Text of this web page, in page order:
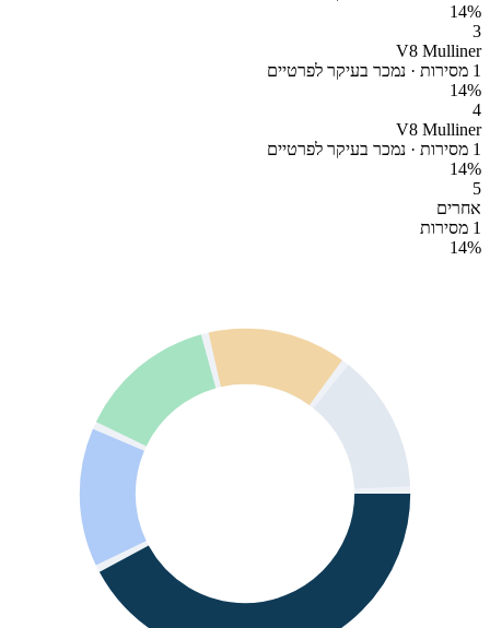
14%
3
V8 Mulliner
1 מסירות · נמכר בעיקר לפרטיים
14%
4
V8 Mulliner
1 מסירות · נמכר בעיקר לפרטיים
14%
5
אחרים
1 מסירות
14%